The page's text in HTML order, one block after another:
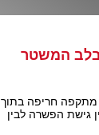
בלב המשטר
מתקפה חריפה בתוך
גישת הפשרה לבין